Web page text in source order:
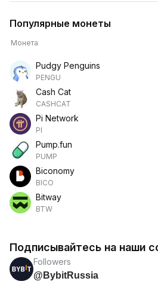
Популярные монеты
Монета
Pudgy Penguins
PENGU
Cash Cat
CASHCAT
Pi Network
PI
Pump.fun
PUMP
Biconomy
BICO
Bitway
BTW
Подписывайтесь на наши
Followers
@BybitRussia